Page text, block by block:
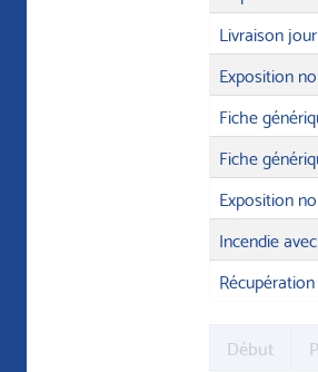
Livraison
Exposition
Fiche
Fiche
Exposition
Incendie
Début